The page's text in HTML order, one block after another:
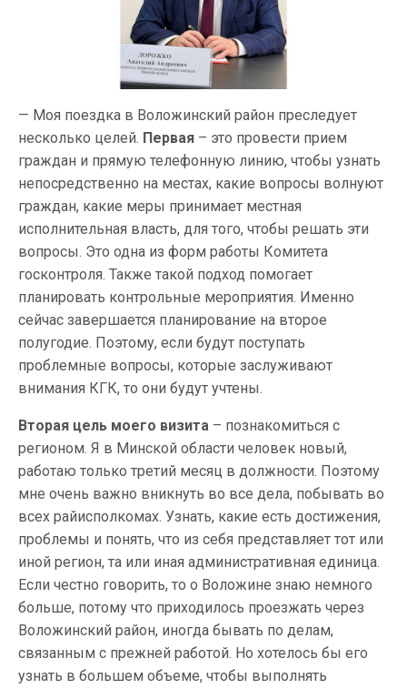
— Моя поездка в Воложинский район преследует
несколько целей. Первая – это провести прием
граждан и прямую телефонную линию, чтобы узнать
непосредственно на местах, какие вопросы волнуют
граждан, какие меры принимает местная
исполнительная власть, для того, чтобы решать эти
вопросы. Это одна из форм работы Комитета
госконтроля. Также такой подход помогает
планировать контрольные мероприятия. Именно
сейчас завершается планирование на второе
полугодие. Поэтому, если будут поступать
проблемные вопросы, которые заслуживают
внимания КГК, то они будут учтены.
Вторая цель моего визита – познакомиться с
регионом. Я в Минской области человек новый,
работаю только третий месяц в должности. Поэтому
мне очень важно вникнуть во все дела, побывать во
всех райисполкомах. Узнать, какие есть достижения,
проблемы и понять, что из себя представляет тот или
иной регион, та или иная административная единица.
Если честно говорить, то о Воложине знаю немного
больше, потому что приходилось проезжать через
Воложинский район, иногда бывать по делам,
связанным с прежней работой. Но хотелось бы его
узнать в большем объеме, чтобы выполнять